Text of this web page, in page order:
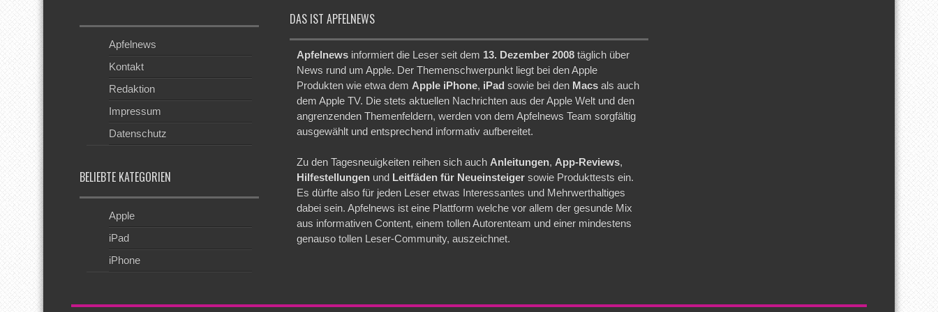
Apfelnews
Kontakt
Redaktion
Impressum
Datenschutz
BELIEBTE KATEGORIEN
Apple
iPad
iPhone
DAS IST APFELNEWS
Apfelnews informiert die Leser seit dem 13. Dezember 2008 täglich über
News rund um Apple. Der Themenschwerpunkt liegt bei den Apple
Produkten wie etwa dem Apple iPhone, iPad sowie bei den Macs als auch
dem Apple TV. Die stets aktuellen Nachrichten aus der Apple Welt und den
angrenzenden Themenfeldern, werden von dem Apfelnews Team sorgfältig
ausgewählt und entsprechend informativ aufbereitet.
Zu den Tagesneuigkeiten reihen sich auch Anleitungen, App-Reviews,
Hilfestellungen und Leitfäden für Neueinsteiger sowie Produkttests ein.
Es dürfte also für jeden Leser etwas Interessantes und Mehrwerthaltiges
dabei sein. Apfelnews ist eine Plattform welche vor allem der gesunde Mix
aus informativen Content, einem tollen Autorenteam und einer mindestens
genauso tollen Leser-Community, auszeichnet.